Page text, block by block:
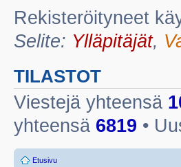
Rekisteröityneet
Selite: Ylläpitäjät,
TILASTOT
Viestejä yhteensä
yhteensä 6819 •
Etusivu